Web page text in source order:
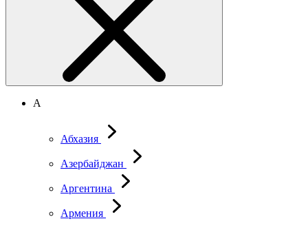
А
Абхазия
Азербайджан
Аргентина
Армения